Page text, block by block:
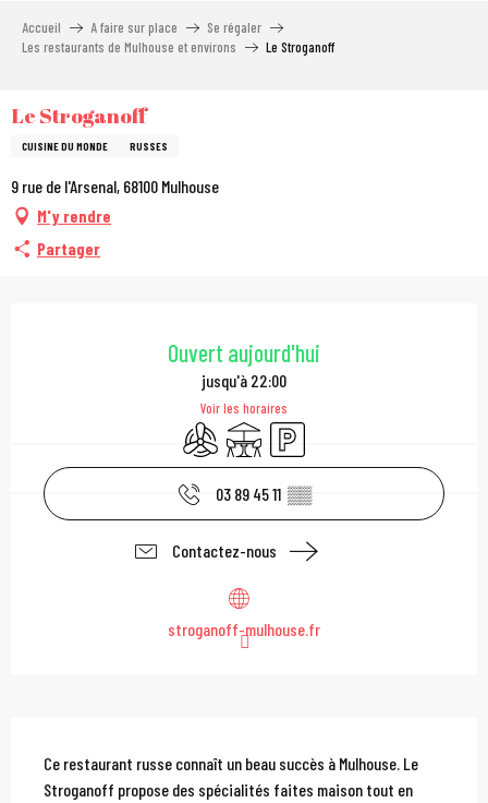
Accueil A faire sur place
Se régaler
Les restaurants de Mulhouse et environs
Le Stroganoff
Le Stroganoff
CUISINE DU MONDE RUSSES
9 rue de l'Arsenal, 68100 Mulhouse
M'y rendre
Partager
Ouverture et
Ouvert aujourd'hui
jusqu'à 22:00
Voir les horaires
Air conditionné
TerrasseParking
03 89 45 11 ▒▒
Contactez-nous
stroganoff-mulhouse.fr
Description
Ce restaurant russe connaît un beau succès à Mulhouse. Le
Stroganoff propose des spécialités faites maison tout en